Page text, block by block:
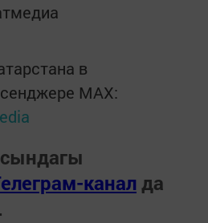
в
MАХ:
канал да